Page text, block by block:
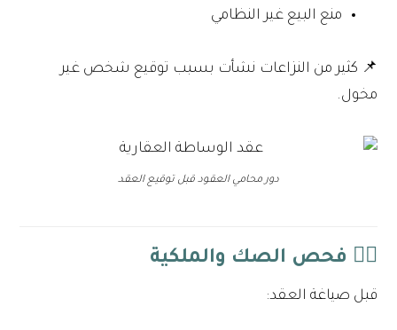
منع البيع غير النظامي
📌 كثير من النزاعات نشأت بسبب توقيع شخص غير
مخول.
دور محامي العقود قبل توقيع العقد
٢️⃣ فحص الصك والملكية
قبل صياغة العقد: